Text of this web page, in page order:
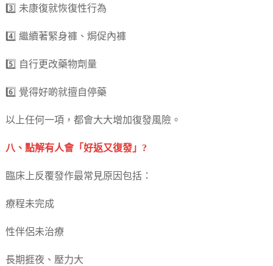
3️⃣ 未康復就恢復性行為
4️⃣ 繼續著緊身褲、焗促內褲
5️⃣ 自行更改藥物劑量
6️⃣ 覺得好啲就擅自停藥
以上任何一項，都會大大增加復發風險。
八、點解有人會「好返又復發」?
臨床上反覆發作最常見原因包括：
療程未完成
性伴侶未治療
長期捱夜、壓力大